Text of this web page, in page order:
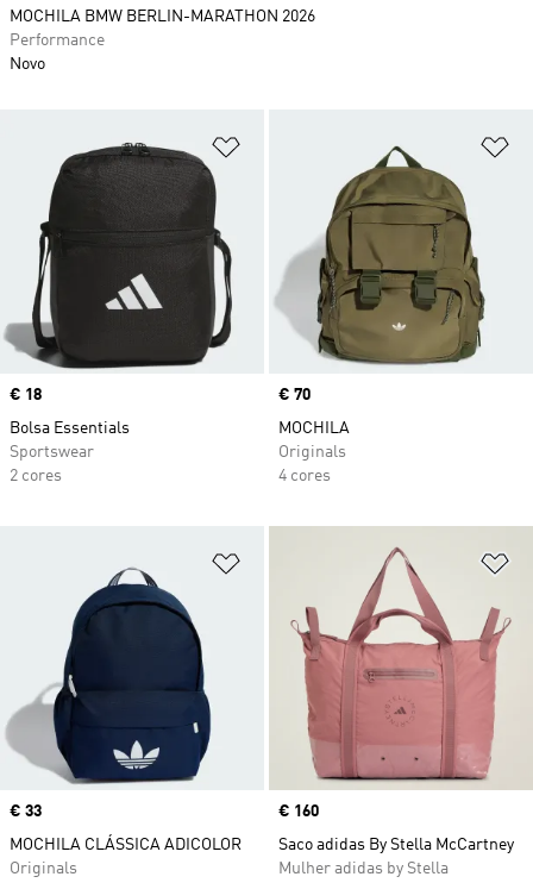
Adicionar à Lista de Desejos
Price
€ 18
Bolsa Essentials
Sportswear
2 cores
Price
€ 70
MOCHILA
Originals
4 cores
Adicionar à Lista de Desejos
Price
€ 33
MOCHILA CLÁSSICA ADICOLOR
Originals
Price
€ 160
Saco adidas By Stella McCartney
Mulher adidas by Stella
MOCHILA BMW BERLIN-MARATHON 2026
Performance
Novo